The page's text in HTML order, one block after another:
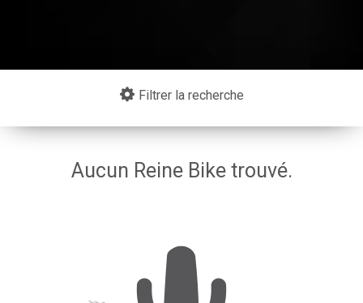
Filtrer la recherche
Aucun Reine Bike trouvé.